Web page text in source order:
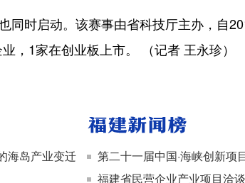
时启动。该赛事由省科技厅主办，自
，1家在创业板上市。 （记者 王永珍）
海岛产业变迁
第二十一届中国·海峡创新项
福建省民营企业产业项目洽